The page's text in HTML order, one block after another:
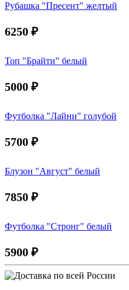
Рубашка "Пресент" желтый
6250 ₽
Топ "Брайти" белый
5000 ₽
Футболка "Лайни" голубой
5700 ₽
Блузон "Август" белый
7850 ₽
Футболка "Стронг" белый
5900 ₽